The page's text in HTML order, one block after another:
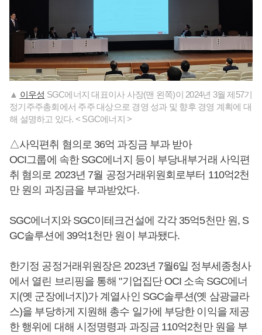
▲ 이우성 SGC에너지 대표이사 사장(맨 왼쪽)이 2024년 3월 제57기
정기주주총회에서 주주 대상으로 경영 성과 및 향후 경영 계획에 대
해 설명하고 있다. < SGC에너지 >
△사익편취 혐의로 36억 과징금 부과 받아
OCI그룹에 속한 SGC에너지 등이 부당내부거래 사익편
취 혐의로 2023년 7월 공정거래위원회로부터 110억2천
만 원의 과징금을 부과받았다.
SGC에너지와 SGC이테크건설에 각각 35억5천만 원, S
GC솔루션에 39억1천만 원이 부과됐다.
한기정 공정거래위원장은 2023년 7월6일 정부세종청사
에서 열린 브리핑을 통해 "기업집단 OCI 소속 SGC에너
지(옛 군장에너지)가 계열사인 SGC솔루션(옛 삼광글라
스)을 부당하게 지원해 총수 일가에 부당한 이익을 제공
한 행위에 대해 시정명령과 과징금 110억2천만 원을 부